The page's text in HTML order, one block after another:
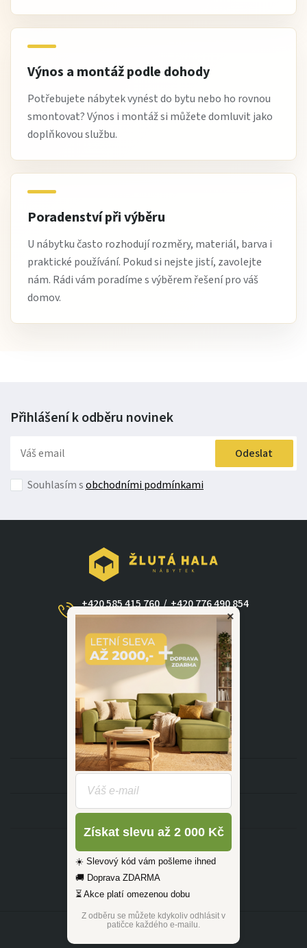
Výnos a montáž podle dohody
Potřebujete nábytek vynést do bytu nebo ho rovnou
smontovat? Výnos i montáž si můžete domluvit jako
doplňkovou službu.
Poradenství při výběru
U nábytku často rozhodují rozměry, materiál, barva i
praktické používání. Pokud si nejste jistí, zavolejte
nám. Rádi vám poradíme s výběrem řešení pro váš
domov.
Přihlášení k odběru novinek
Odeslat
Souhlasím sobchodními podmínkami
+420 585 415 760 / +420 776 490 854
dotazy@zlutahala.cz
KATEGORIE
INFORMACE
©2026 ŽLUTÁ HALA
×
Získat slevu až 2 000 Kč
☀️ Slevový kód vám pošleme ihned
🚚 Doprava ZDARMA
⏳ Akce platí omezenou dobu
Z odběru se můžete kdykoliv odhlásit v
patičce každého e-mailu.